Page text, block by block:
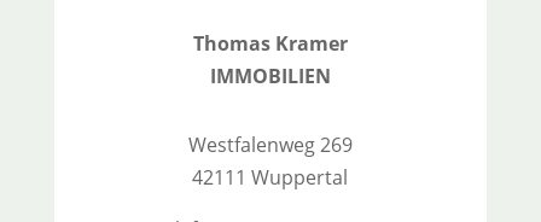
Thomas Kramer
IMMOBILIEN
Westfalenweg 269
42111 Wuppertal